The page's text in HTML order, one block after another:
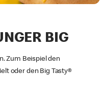
BIG
Zum Beispiel den
oder den Big Tasty®